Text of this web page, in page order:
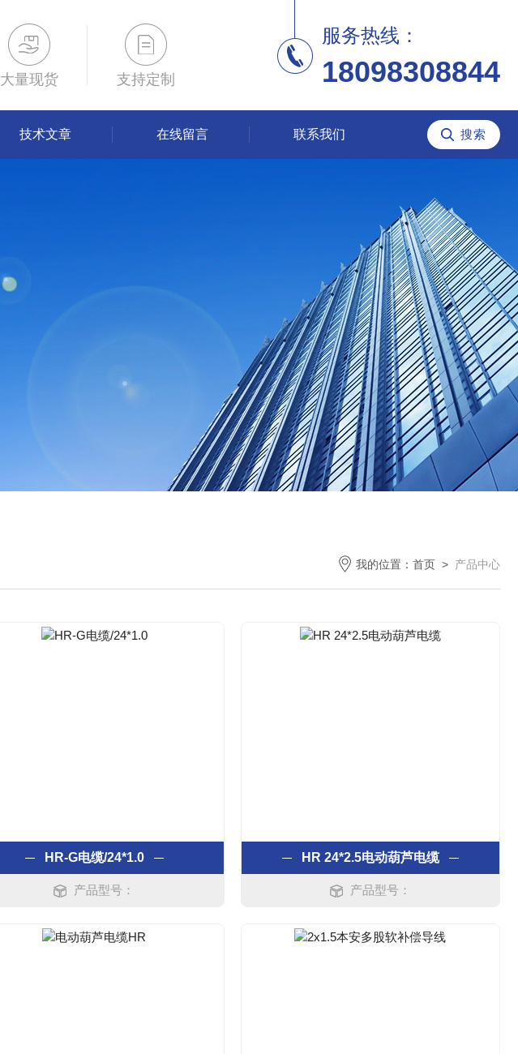
大量现货 支持定制
服务热线：
18098308844
技术文章 在线留言 联系我们
我的位置： 首页 > 产品中心
HR-G电缆/24*1.0
产品型号：
HR 24*2.5电动葫芦电缆
产品型号：